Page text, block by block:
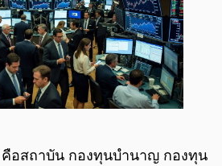
อสถาบัน กองทุนบำนาญ กองทุน